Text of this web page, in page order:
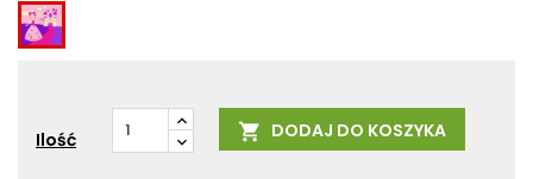
dywany
Princess
Ilość  DODAJ DO KOSZYKA